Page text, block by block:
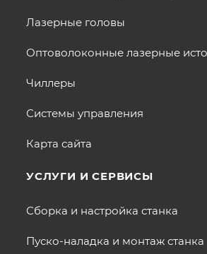
Лазерные головы
Оптоволоконные лазерные
Чиллеры
Системы управления
Карта сайта
УСЛУГИ И СЕРВИСЫ
Сборка и настройка станка
Пуско-наладка и монтаж станка